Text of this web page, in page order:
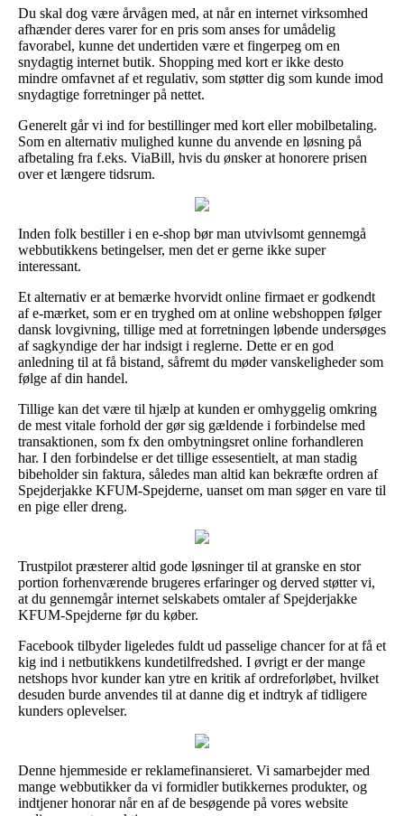
Du skal dog være årvågen med, at når en internet virksomhed
afhænder deres varer for en pris som anses for umådelig
favorabel, kunne det undertiden være et fingerpeg om en
snydagtig internet butik. Shopping med kort er ikke desto
mindre omfavnet af et regulativ, som støtter dig som kunde imod
snydagtige forretninger på nettet.
Generelt går vi ind for bestillinger med kort eller mobilbetaling.
Som en alternativ mulighed kunne du anvende en løsning på
afbetaling fra f.eks. ViaBill, hvis du ønsker at honorere prisen
over et længere tidsrum.
Inden folk bestiller i en e-shop bør man utvivlsomt gennemgå
webbutikkens betingelser, men det er gerne ikke super
interessant.
Et alternativ er at bemærke hvorvidt online firmaet er godkendt
af e-mærket, som er en tryghed om at online webshoppen følger
dansk lovgivning, tillige med at forretningen løbende undersøges
af sagkyndige der har indsigt i reglerne. Dette er en god
anledning til at få bistand, såfremt du møder vanskeligheder som
følge af din handel.
Tillige kan det være til hjælp at kunden er omhyggelig omkring
de mest vitale forhold der gør sig gældende i forbindelse med
transaktionen, som fx den ombytningsret online forhandleren
har. I den forbindelse er det tillige essesentielt, at man stadig
bibeholder sin faktura, således man altid kan bekræfte ordren af
Spejderjakke KFUM-Spejderne, uanset om man søger en vare til
en pige eller dreng.
Trustpilot præsterer altid gode løsninger til at granske en stor
portion forhenværende brugeres erfaringer og derved støtter vi,
at du gennemgår internet selskabets omtaler af Spejderjakke
KFUM-Spejderne før du køber.
Facebook tilbyder ligeledes fuldt ud passelige chancer for at få et
kig ind i netbutikkens kundetilfredshed. I øvrigt er der mange
netshops hvor kunder kan ytre en kritik af ordreforløbet, hvilket
desuden burde anvendes til at danne dig et indtryk af tidligere
kunders oplevelser.
Denne hjemmeside er reklamefinansieret. Vi samarbejder med
mange webbutikker da vi formidler butikkernes produkter, og
indtjener honorar når en af de besøgende på vores website